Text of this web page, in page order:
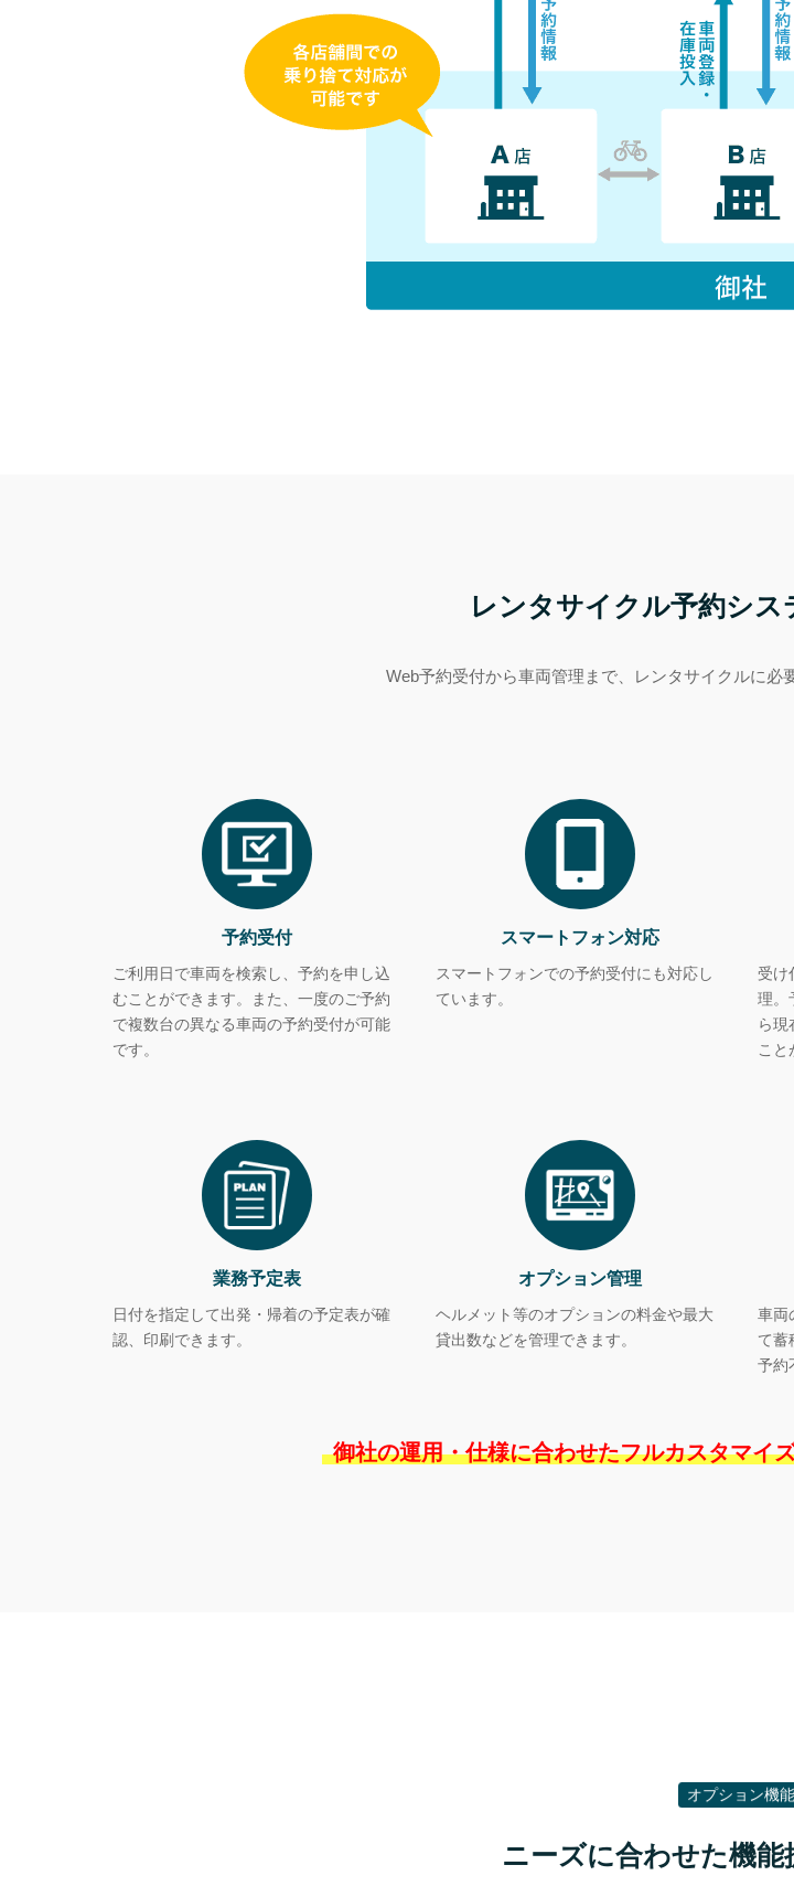
レンタサイクル予約シス
Web予約受付から車両管理まで、レンタサイクルに必
予約受付
ご利用日で車両を検索し、予約を申し込
むことができます。また、一度のご予約
で複数台の異なる車両の予約受付が可能
です。
スマートフォン対応
スマートフォンでの予約受付にも対応し
ています。
受け
理。
ら現
こと
業務予定表
日付を指定して出発・帰着の予定表が確
認、印刷できます。
オプション管理
ヘルメット等のオプションの料金や最大
貸出数などを管理できます。
車両
て蓄
予約
御社の運用・仕様に合わせたフルカスタマイ
オプション機能
ニーズに合わせた機